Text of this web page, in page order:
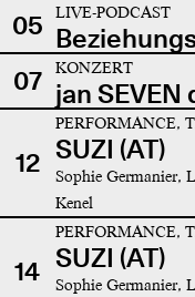
05 LIVE-PODCAST
07
KONZERT
jan
12
PERFORMANCE,
SUZI (AT)
Sophie Germanier,
Kenel
14
PERFORMANCE,
SUZI (AT)
Sophie Germanier,